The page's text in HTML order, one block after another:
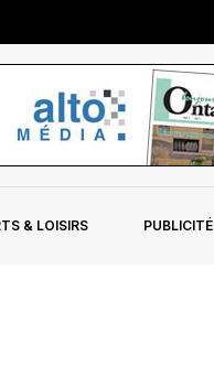
& LOISIRS PUBLICITÉ